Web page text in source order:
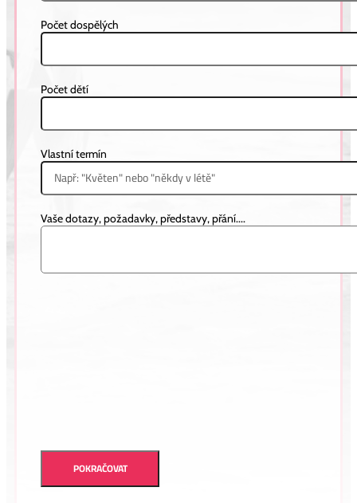
Počet dospělých
Počet dětí
Vlastní termín
Vaše dotazy, požadavky, představy, přání....
POKRAČOVAT